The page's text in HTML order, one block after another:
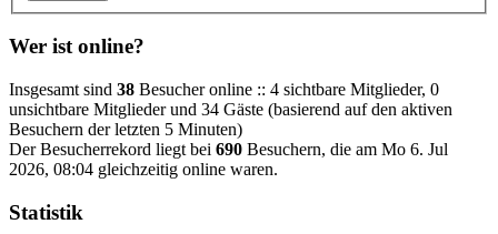
Wer ist online?
Insgesamt sind 38 Besucher online :: 4 sichtbare Mitglieder, 0
unsichtbare Mitglieder und 34 Gäste (basierend auf den aktiven
Besuchern der letzten 5 Minuten)
Der Besucherrekord liegt bei 690 Besuchern, die am Mo 6. Jul
2026, 08:04 gleichzeitig online waren.
Statistik